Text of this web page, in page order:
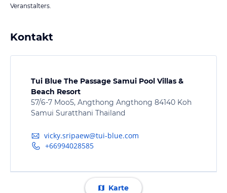
Veranstalters.
Kontakt
Tui Blue The Passage Samui Pool Villas &
Beach Resort
57/6-7 Moo5, Angthong Angthong 84140 Koh
Samui Suratthani Thailand
vicky.sripaew@tui-blue.com
+66994028585
Karte